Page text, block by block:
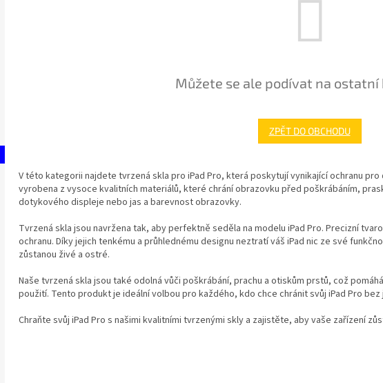
Můžete se ale podívat na ostatní
ZPĚT DO OBCHODU
V této kategorii najdete tvrzená skla pro iPad Pro, která poskytují vynikající ochranu
vyrobena z vysoce kvalitních materiálů, které chrání obrazovku před poškrábáním,
dotykového displeje nebo jas a barevnost obrazovky.
Tvrzená skla jsou navržena tak, aby perfektně seděla na modelu iPad Pro. Precizní
ochranu. Díky jejich tenkému a průhlednému designu neztratí váš iPad nic ze své
zůstanou živé a ostré.
Naše tvrzená skla jsou také odolná vůči poškrábání, prachu a otiskům prstů, což
použití. Tento produkt je ideální volbou pro každého, kdo chce chránit svůj iPad Pro
Chraňte svůj iPad Pro s našimi kvalitními tvrzenými skly a zajistěte, aby vaše zařízení